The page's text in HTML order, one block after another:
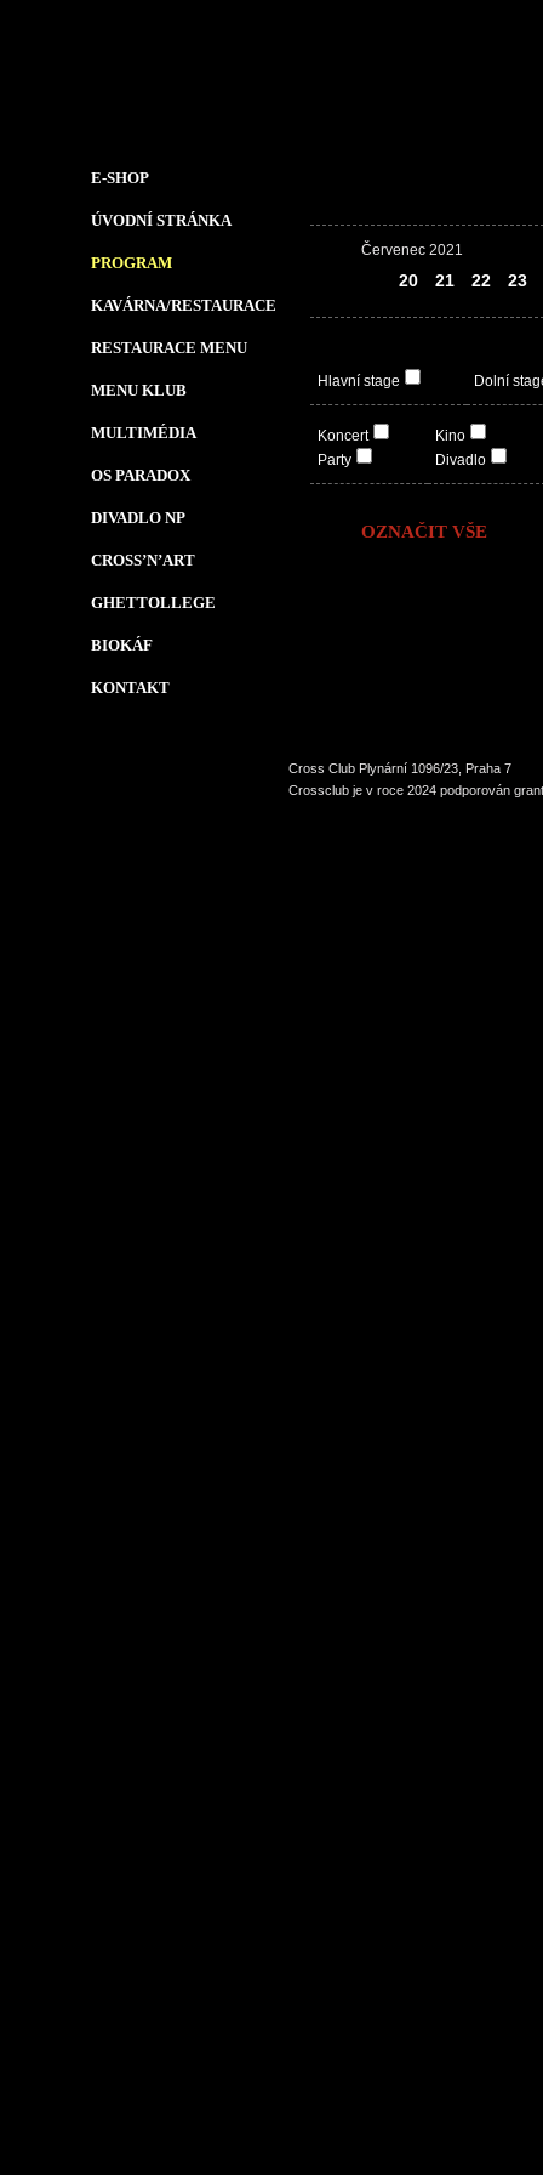
E-SHOP
ÚVODNÍ STRÁNKA
PROGRAM
KAVÁRNA/RESTAURACE
RESTAURACE MENU
MENU KLUB
MULTIMÉDIA
OS PARADOX
DIVADLO NP
CROSS’N’ART
GHETTOLLEGE
BIOKÁF
KONTAKT
Červenec 2021
20 21 22 23
Hlavní stage Dolní
Koncert
Party
Kino
Divadlo
OZNAČIT VŠE
Cross Club Plynární 1096/23, Praha 7
Crossclub je v roce 2024 podporován